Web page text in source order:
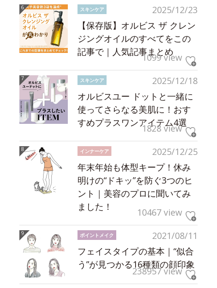
2025/12/23
スキンケア
【保存版】オルビス ザ クレン
ジングオイルのすべてをこの
記事で｜人気記事まとめ
1099 view
2025/12/18
スキンケア
オルビスユー ドットと一緒に
使ってさらなる美肌に！おす
すめプラスワンアイテム4選
1828 view
2025/12/25
インナーケア
年末年始も体型キープ！休み
明けの“ドキッ”を防ぐ3つのヒ
ント｜美容のプロに聞いてみ
ました！
10467 view
2021/08/11
ポイントメイク
フェイスタイプの基本｜“似合
う”が見つかる16種類の顔印象
238957 view